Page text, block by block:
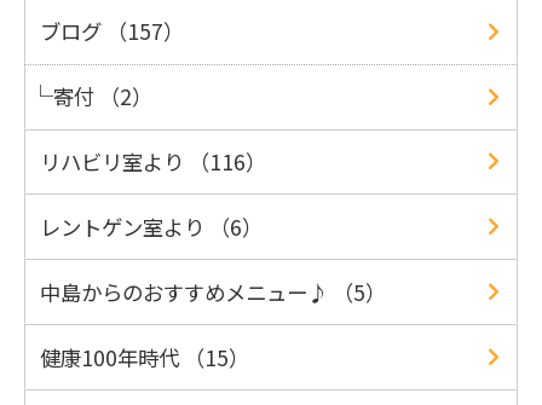
ブログ （157）
寄付 （2）
リハビリ室より （116）
レントゲン室より （6）
中島からのおすすめメニュー♪ （5）
健康100年時代 （15）